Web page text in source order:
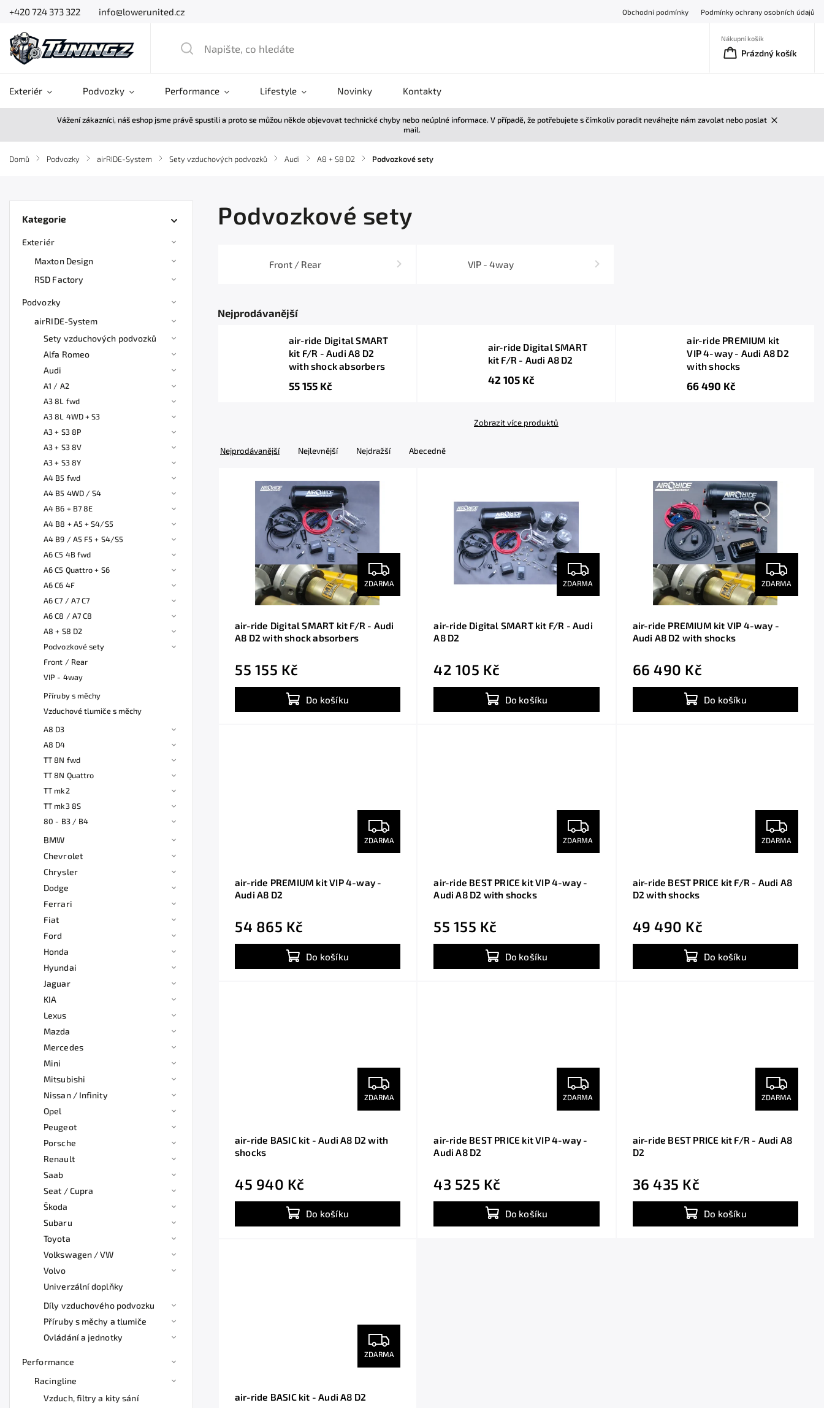
+420 724 373 322 info@lowerunited.cz Obchodní podmínky Podmínky ochrany osobních údajů
Nákupní košík
Prázdný košík
Exteriér Podvozky Performance Lifestyle Novinky Kontakty
Vážení zákazníci, náš eshop jsme právě spustili a proto se můžou někde objevovat technické chyby nebo neúplné informace. V případě, že potřebujete s čímkoliv poradit neváhejte nám zavolat nebo poslat
mail.
Domů / Podvozky / airRIDE-System / Sety vzduchových podvozků / Audi / A8 + S8 D2 / Podvozkové sety
Kategorie
Exteriér
Maxton Design
RSD Factory
Podvozky
airRIDE-System
Sety vzduchových podvozků
Alfa Romeo
Audi
A1 / A2
A3 8L fwd
A3 8L 4WD + S3
A3 + S3 8P
A3 + S3 8V
A3 + S3 8Y
A4 B5 fwd
A4 B5 4WD / S4
A4 B6 + B7 8E
A4 B8 + A5 + S4/S5
A4 B9 / A5 F5 + S4/S5
A6 C5 4B fwd
A6 C5 Quattro + S6
A6 C6 4F
A6 C7 / A7 C7
A6 C8 / A7 C8
A8 + S8 D2
Podvozkové sety
Front / Rear
VIP - 4way
Příruby s měchy
Vzduchové tlumiče s měchy
A8 D3
A8 D4
TT 8N fwd
TT 8N Quattro
TT mk2
TT mk3 8S
80 - B3 / B4
BMW
Chevrolet
Chrysler
Dodge
Ferrari
Fiat
Ford
Honda
Hyundai
Jaguar
KIA
Lexus
Mazda
Mercedes
Mini
Mitsubishi
Nissan / Infinity
Opel
Peugeot
Porsche
Renault
Saab
Seat / Cupra
Škoda
Subaru
Toyota
Volkswagen / VW
Volvo
Univerzální doplňky
Díly vzduchového podvozku
Příruby s měchy a tlumiče
Ovládání a jednotky
Performance
Racingline
Vzduch, filtry a kity sání
Podvozkové sety
Front / Rear VIP - 4way
Nejprodávanější
air-ride Digital SMART
kit F/R - Audi A8 D2
with shock absorbers
55 155 Kč
air-ride Digital SMART
kit F/R - Audi A8 D2
42 105 Kč
air-ride PREMIUM kit
VIP 4-way - Audi A8 D2
with shocks
66 490 Kč
Zobrazit více produktů
Nejprodávanější Nejlevnější Nejdražší Abecedně
ZDARMA
air-ride Digital SMART kit F/R - Audi
A8 D2 with shock absorbers
55 155 Kč
Do košíku
ZDARMA
air-ride Digital SMART kit F/R - Audi
A8 D2
42 105 Kč
Do košíku
ZDARMA
air-ride PREMIUM kit VIP 4-way -
Audi A8 D2 with shocks
66 490 Kč
Do košíku
ZDARMA
air-ride PREMIUM kit VIP 4-way -
Audi A8 D2
54 865 Kč
Do košíku
ZDARMA
air-ride BEST PRICE kit VIP 4-way -
Audi A8 D2 with shocks
55 155 Kč
Do košíku
ZDARMA
air-ride BEST PRICE kit F/R - Audi A8
D2 with shocks
49 490 Kč
Do košíku
ZDARMA
air-ride BASIC kit - Audi A8 D2 with
shocks
45 940 Kč
Do košíku
ZDARMA
air-ride BEST PRICE kit VIP 4-way -
Audi A8 D2
43 525 Kč
Do košíku
ZDARMA
air-ride BEST PRICE kit F/R - Audi A8
D2
36 435 Kč
Do košíku
ZDARMA
air-ride BASIC kit - Audi A8 D2